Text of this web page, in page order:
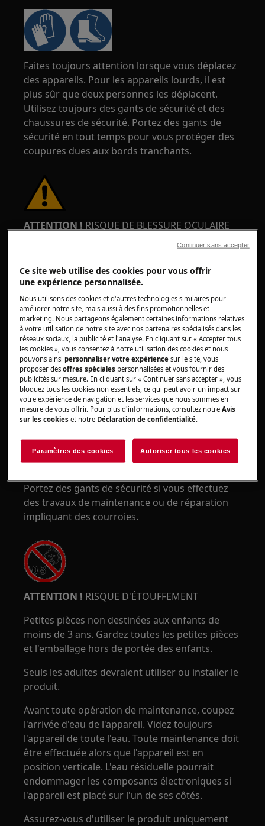
Faites toujours attention lorsque vous déplacez
des appareils. Pour les appareils lourds, il est
plus sûr que deux personnes les déplacent.
Utilisez toujours des gants de sécurité et des
chaussures de sécurité. Portez des gants de
sécurité en tout temps pour vous protéger des
coupures dues aux bords tranchants.
ATTENTION ! RISQUE DE BLESSURE OCULAIRE
Portez des lunettes de sécurité si vous effectuez
des travaux de maintenance ou de réparation
impliquant des ressorts.
ATTENTION !RISQUE DE PINCEMENT
Portez des gants de sécurité si vous effectuez
des travaux de maintenance ou de réparation
impliquant des courroies.
ATTENTION ! RISQUE D'ÉTOUFFEMENT
Petites pièces non destinées aux enfants de
moins de 3 ans. Gardez toutes les petites pièces
et l'emballage hors de portée des enfants.
Seuls les adultes devraient utiliser ou installer le
produit.
Avant toute opération de maintenance, coupez
l'arrivée d'eau de l'appareil. Videz toujours
l'appareil de toute l'eau. Toute maintenance doit
être effectuée alors que l'appareil est en
position verticale. L'eau résiduelle pourrait
endommager les composants électroniques si
l'appareil est placé sur l'un de ses côtés.
Assurez-vous d'utiliser le produit uniquement
Ce site web utilise des cookies pour vous offrir
une expérience personnalisée.
Nous utilisons des cookies et d'autres technologies similaires pour
améliorer notre site, mais aussi à des fins promotionnelles et
marketing. Nous partageons également certaines informations relatives
à votre utilisation de notre site avec nos partenaires spécialisés dans les
réseaux sociaux, la publicité et l'analyse. En cliquant sur « Accepter tous
les cookies », vous consentez à notre utilisation des cookies et nous
pouvons ainsipersonnaliser votre expériencesur le site, vous
proposer desoffres spéciales personnalisées et vous fournir des
publicités sur mesure. En cliquant sur « Continuer sans accepter », vous
bloquez tous les cookies non essentiels, ce qui peut avoir un impact sur
votre expérience de navigation et les services que nous sommes en
mesure de vous offrir. Pour plus d'informations, consultez notreAvis
sur les cookies et notre Déclaration de confidentialité.
Paramètres des cookies Autoriser tous les cookies
Continuer sans accepter